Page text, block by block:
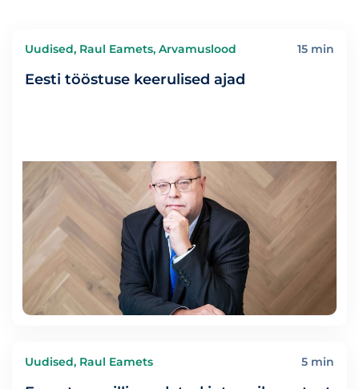
Uudised, Raul Eamets, Arvamuslood 15 min
Eesti tööstuse keerulised ajad
Uudised, Raul Eamets 5 min